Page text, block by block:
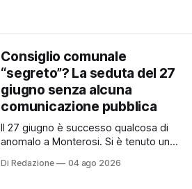
Consiglio comunale
“segreto”? La seduta del 27
giugno senza alcuna
comunicazione pubblica
Il 27 giugno è successo qualcosa di
anomalo a Monterosi. Si è tenuto un
a quanto verificato da Monterosi24, non
Di Redazione 04 ago 2026